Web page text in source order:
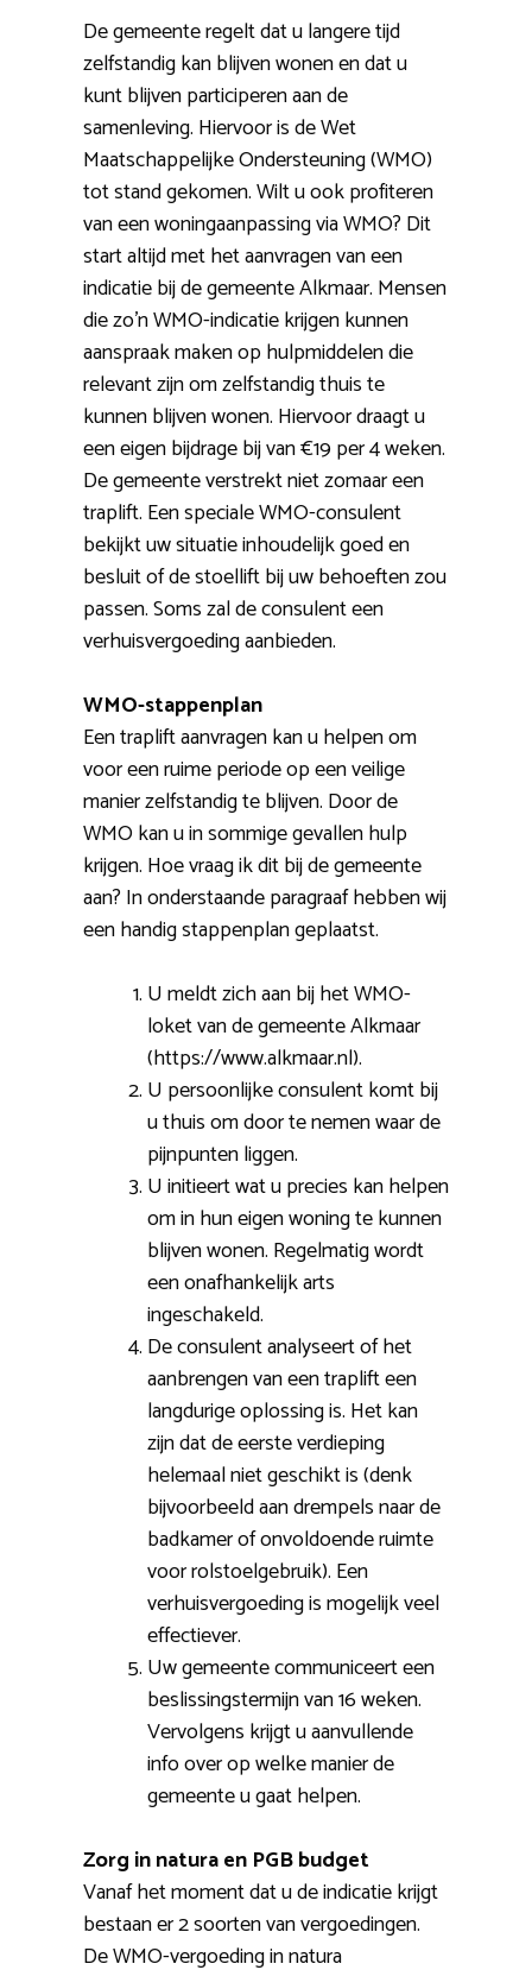
De gemeente regelt dat u langere tijd
zelfstandig kan blijven wonen en dat u
kunt blijven participeren aan de
samenleving. Hiervoor is de Wet
Maatschappelijke Ondersteuning (WMO)
tot stand gekomen. Wilt u ook profiteren
van een woningaanpassing via WMO? Dit
start altijd met het aanvragen van een
indicatie bij de gemeente Alkmaar. Mensen
die zo’n WMO-indicatie krijgen kunnen
aanspraak maken op hulpmiddelen die
relevant zijn om zelfstandig thuis te
kunnen blijven wonen. Hiervoor draagt u
een eigen bijdrage bij van €19 per 4 weken.
De gemeente verstrekt niet zomaar een
traplift. Een speciale WMO-consulent
bekijkt uw situatie inhoudelijk goed en
besluit of de stoellift bij uw behoeften zou
passen. Soms zal de consulent een
verhuisvergoeding aanbieden.
WMO-stappenplan
Een traplift aanvragen kan u helpen om
voor een ruime periode op een veilige
manier zelfstandig te blijven. Door de
WMO kan u in sommige gevallen hulp
krijgen. Hoe vraag ik dit bij de gemeente
aan? In onderstaande paragraaf hebben wij
een handig stappenplan geplaatst.
U meldt zich aan bij het WMO-
loket van de gemeente Alkmaar
(https://www.alkmaar.nl).
U persoonlijke consulent komt bij
u thuis om door te nemen waar de
pijnpunten liggen.
U initieert wat u precies kan helpen
om in hun eigen woning te kunnen
blijven wonen. Regelmatig wordt
een onafhankelijk arts
ingeschakeld.
De consulent analyseert of het
aanbrengen van een traplift een
langdurige oplossing is. Het kan
zijn dat de eerste verdieping
helemaal niet geschikt is (denk
bijvoorbeeld aan drempels naar de
badkamer of onvoldoende ruimte
voor rolstoelgebruik). Een
verhuisvergoeding is mogelijk veel
effectiever.
Uw gemeente communiceert een
beslissingstermijn van 16 weken.
Vervolgens krijgt u aanvullende
info over op welke manier de
gemeente u gaat helpen.
Zorg in natura en PGB budget
Vanaf het moment dat u de indicatie krijgt
bestaan er 2 soorten van vergoedingen.
De WMO-vergoeding in natura